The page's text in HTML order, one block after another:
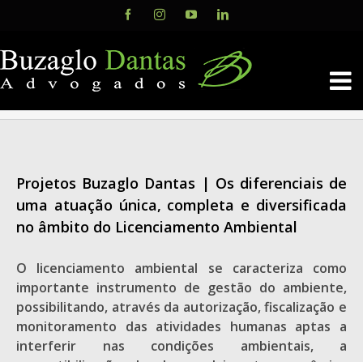
content
FacebookInstagramYouTubeLinkedIn
Projetos Buzaglo Dantas | Os diferenciais de
uma atuação única, completa e diversificada
no âmbito do Licenciamento Ambiental
O licenciamento ambiental se caracteriza como
importante instrumento de gestão do ambiente,
possibilitando, através da autorização, fiscalização e
monitoramento das atividades humanas aptas a
interferir nas condições ambientais, a